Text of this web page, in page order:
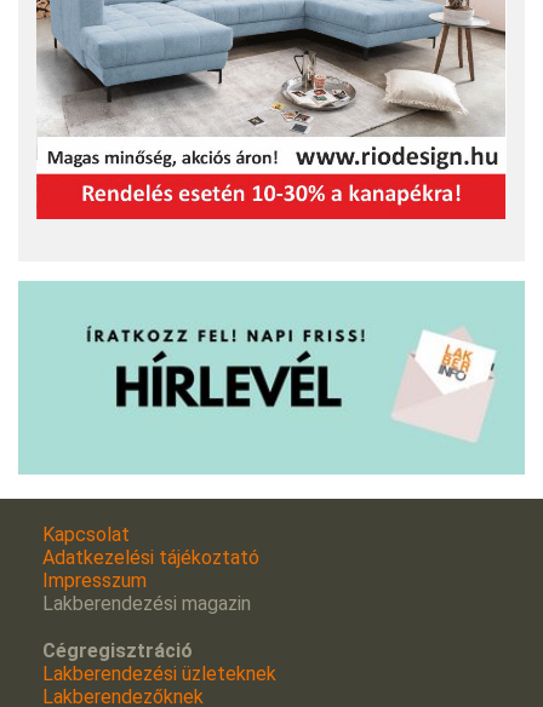
Kapcsolat
Adatkezelési tájékoztató
Impresszum
Lakberendezési magazin
Cégregisztráció
Lakberendezési üzleteknek
Lakberendezőknek